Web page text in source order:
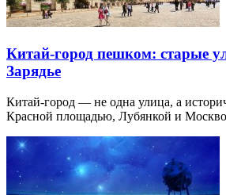
Китай-город пешком: старые
Зарядье
Китай-город — не одна улица, а
Красной площадью, Лубянкой и